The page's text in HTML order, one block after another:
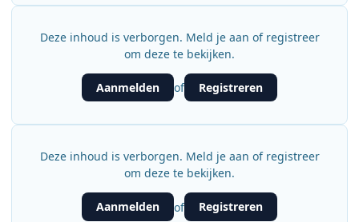
Deze inhoud is verborgen. Meld je aan of registreer
om deze te bekijken.
Aanmelden of Registreren
Deze inhoud is verborgen. Meld je aan of registreer
om deze te bekijken.
Aanmelden of Registreren